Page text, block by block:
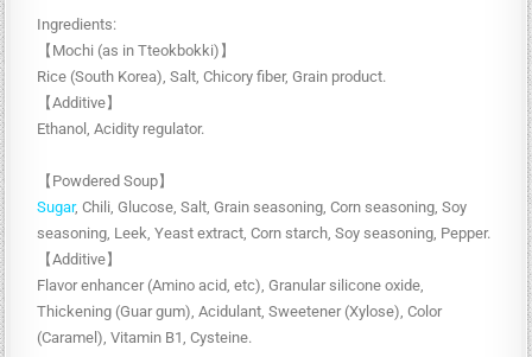
Ingredients:
【Mochi (as in Tteokbokki)】
Rice (South Korea), Salt, Chicory fiber, Grain product.
【Additive】
Ethanol, Acidity regulator.
【Powdered Soup】
Sugar, Chili, Glucose, Salt, Grain seasoning, Corn seasoning, Soy
seasoning, Leek, Yeast extract, Corn starch, Soy seasoning, Pepper.
【Additive】
Flavor enhancer (Amino acid, etc), Granular silicone oxide,
Thickening (Guar gum), Acidulant, Sweetener (Xylose), Color
(Caramel), Vitamin B1, Cysteine.